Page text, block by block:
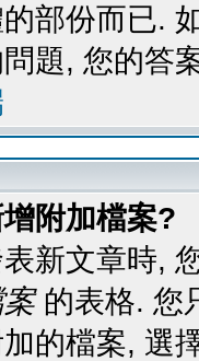
部份而已.
題, 您的答
附加檔案?
新文章時,
的表格. 您
的檔案, 選